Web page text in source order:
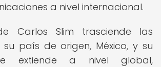
a nivel internacional.
Carlos Slim trasciende las
país de origen, México, y su
extiende a nivel global,